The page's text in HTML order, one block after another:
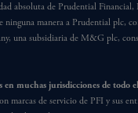
absoluta de Prudential Financial,
ninguna manera a Prudential plc,
una subsidiaria de M&G plc,
en muchas jurisdicciones de todo
de servicio de PFI y sus